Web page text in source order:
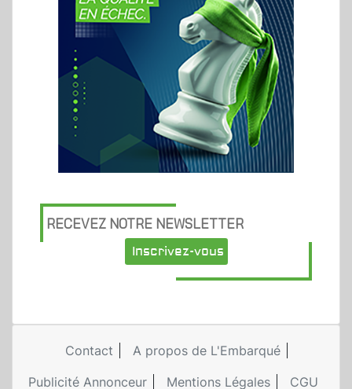
RECEVEZ NOTRE NEWSLETTER
Inscrivez-vous
Contact
A propos de L'Embarqué
Publicité Annonceur
Mentions Légales CGU